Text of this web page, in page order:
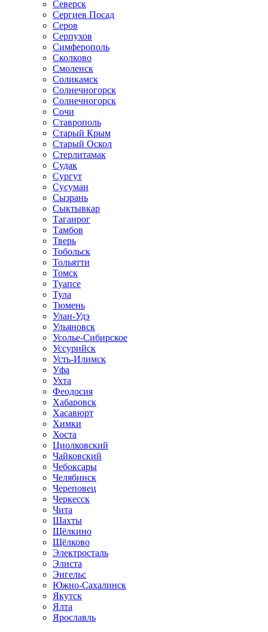
Северск
Сергиев Посад
Серов
Серпухов
Симферополь
Сколково
Смоленск
Соликамск
Солнечногорск
Солнечногорск
Сочи
Ставрополь
Старый Крым
Старый Оскол
Стерлитамак
Судак
Сургут
Сусуман
Сызрань
Сыктывкар
Таганрог
Тамбов
Тверь
Тобольск
Тольятти
Томск
Туапсе
Тула
Тюмень
Улан-Удэ
Ульяновск
Усолье-Сибирское
Уссурийск
Усть-Илимск
Уфа
Ухта
Феодосия
Хабаровск
Хасавюрт
Химки
Хоста
Циолковский
Чайковский
Чебоксары
Челябинск
Череповец
Черкесск
Чита
Шахты
Щёлкино
Щёлково
Электросталь
Элиста
Энгельс
Южно-Сахалинск
Якутск
Ялта
Ярославль